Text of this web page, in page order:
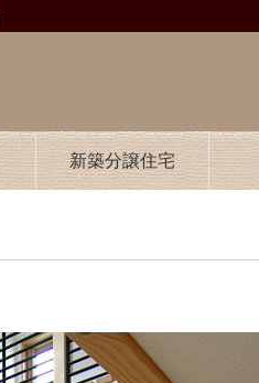
新築分譲住宅